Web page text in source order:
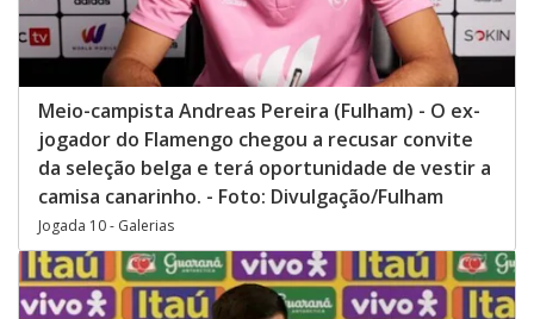
Meio-campista Andreas Pereira (Fulham) - O ex-
jogador do Flamengo chegou a recusar convite
da seleção belga e terá oportunidade de vestir a
camisa canarinho. - Foto: Divulgação/Fulham
Jogada 10 - Galerias